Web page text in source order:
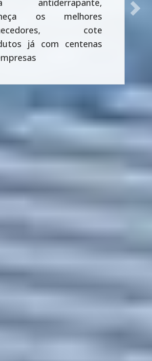
antiderrapante,
os melhores
cote
já com centenas
Next